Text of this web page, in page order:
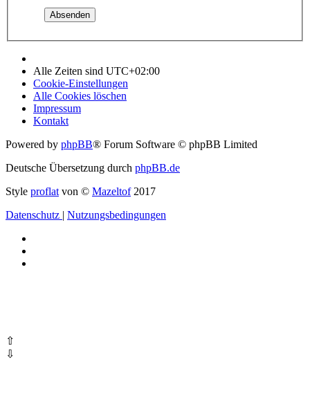
Alle Zeiten sind UTC+02:00
Cookie-Einstellungen
Alle Cookies löschen
Impressum
Kontakt
Powered by phpBB® Forum Software © phpBB Limited
Deutsche Übersetzung durch phpBB.de
Style proflat von © Mazeltof2017
Datenschutz | Nutzungsbedingungen
⇧
⇩